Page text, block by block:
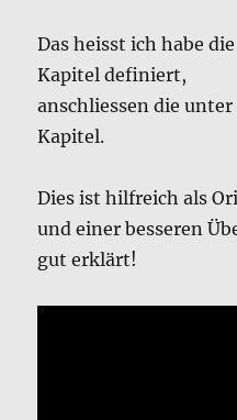
Das heisst ich habe
Kapitel definiert,
anschliessen die
Kapitel.
Dies ist hilfreich als
und einer besseren
gut erklärt!